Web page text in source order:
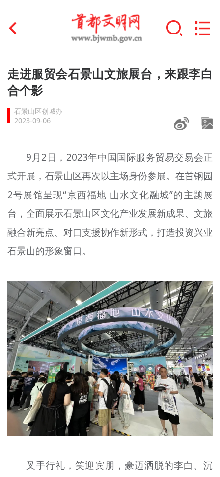
首页
文明创建
文明实践
未成年人思想道德建设
榜样人物
+
身边好人
文明评论
北京宣传文化引导基金
宣传思想文化人才
专题
资料库
+
走进服贸会石景山文旅展台，来跟李白
合个影
石景山区创城办
2023-09-06
9月2日，2023年中国国际服务贸易交易会正
式开展，石景山区再次以主场身份参展。在首钢园
2号展馆呈现“京西福地 山水文化融城”的主题展
台，全面展示石景山区文化产业发展新成果、文旅
融合新亮点、对口支援协作新形式，打造投资兴业
石景山的形象窗口。
叉手行礼，笑迎宾朋，豪迈洒脱的李白、沉